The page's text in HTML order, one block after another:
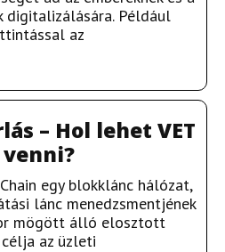
digitalizálására. Például
az
– Hol lehet VET
egy blokklánc hálózat,
lánc menedzsmentjének
mögött álló elosztott
az üzleti